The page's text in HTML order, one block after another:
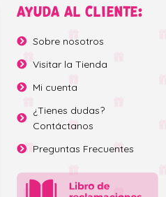
AYUDA AL CLIENTE:
Sobre nosotros
Visitar la Tienda
Mi cuenta
¿Tienes dudas?
Contáctanos
Preguntas Frecuentes